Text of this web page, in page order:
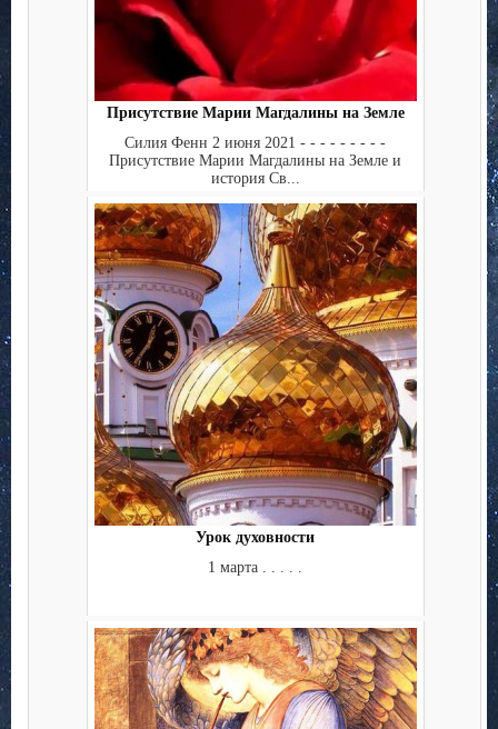
Присутствие Марии Магдалины на Земле
Силия Фенн 2 июня 2021 - - - - - - - - -
Присутствие Марии Магдалины на Земле и
история Св...
Урок духовности
1 марта . . . . .